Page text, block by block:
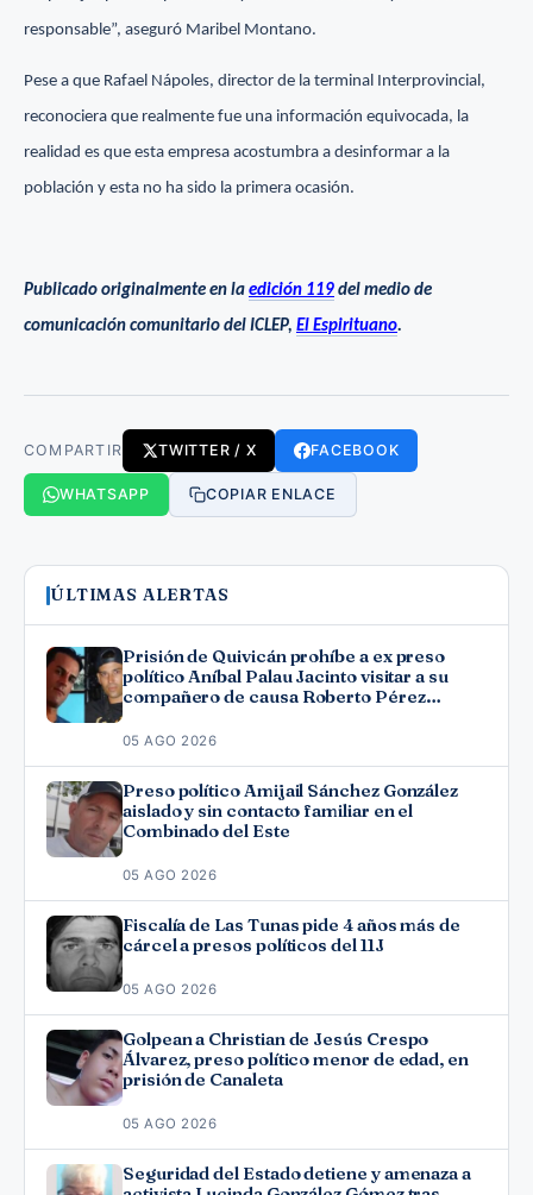
responsable”, aseguró Maribel Montano.
Pese a que Rafael Nápoles, director de la terminal Interprovincial,
reconociera que realmente fue una información equivocada, la
realidad es que esta empresa acostumbra a desinformar a la
población y esta no ha sido la primera ocasión.
Publicado originalmente en la edición 119 del medio de
comunicación comunitario del ICLEP, El Espirituano.
COMPARTIR TWITTER / X FACEBOOK
WHATSAPP COPIAR ENLACE
ÚLTIMAS ALERTAS
Prisión de Quivicán prohíbe a ex preso
político Aníbal Palau Jacinto visitar a su
compañero de causa Roberto Pérez
05 AGO 2026
Preso político Amijail Sánchez González
aislado y sin contacto familiar en el
Combinado del Este
05 AGO 2026
Fiscalía de Las Tunas pide 4 años más de
cárcel a presos políticos del 11J
05 AGO 2026
Golpean a Christian de Jesús Crespo
Álvarez, preso político menor de edad, en
prisión de Canaleta
05 AGO 2026
Seguridad del Estado detiene y amenaza a